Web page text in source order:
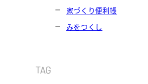
家づくり便利帳
みをつくし
TAG